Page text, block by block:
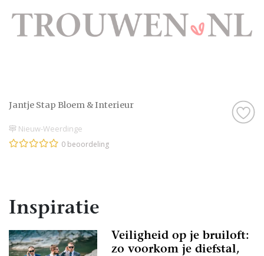
Jantje Stap Bloem & Interieur
Nieuw-Weerdinge
0 beoordeling
Inspiratie
Veiligheid op je bruiloft:
zo voorkom je diefstal,